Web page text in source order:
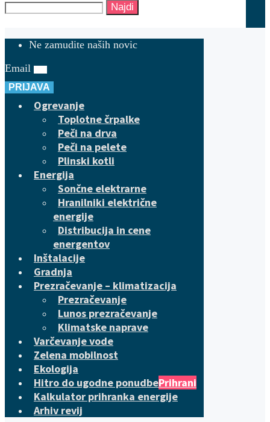
Najdi
Ne zamudite naših novic
Email
PRIJAVA
Ogrevanje
Toplotne črpalke
Peči na drva
Peči na pelete
Plinski kotli
Energija
Sončne elektrarne
Hranilniki električne
energije
Distribucija in cene
energentov
Inštalacije
Gradnja
Prezračevanje – klimatizacija
Prezračevanje
Lunos prezračevanje
Klimatske naprave
Varčevanje vode
Zelena mobilnost
Ekologija
Hitro do ugodne ponudbePrihrani
Kalkulator prihranka energije
Arhiv revij